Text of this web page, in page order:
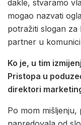
dakle, stvaramo
mogao nazvati
potražiti slogan za
partner u
Ko je, u tim
Pristopa u
direktori
Po mom